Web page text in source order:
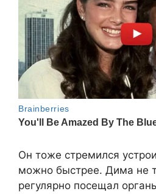
Он тоже стремился
можно быстрее. Дима не
регулярно посещал